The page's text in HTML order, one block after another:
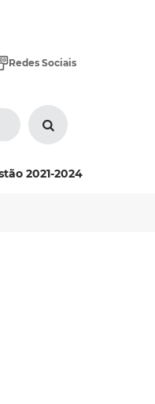
Redes Sociais
2021-2024